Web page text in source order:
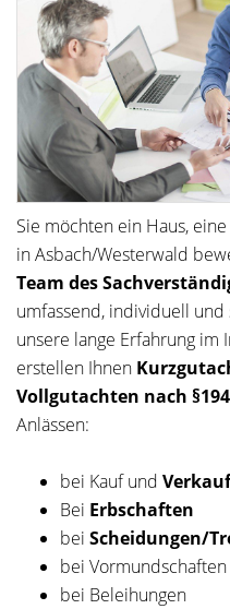
Sie möchten ein Haus,
in Asbach/Westerwald
Team des
umfassend, individuell
unsere lange Erfahrung
erstellen Ihnen
Vollgutachten nach
Anlässen:
bei Kauf und Verkauf
Bei Erbschaften
bei Scheidungen/
bei Vormundschaften
bei Beleihungen